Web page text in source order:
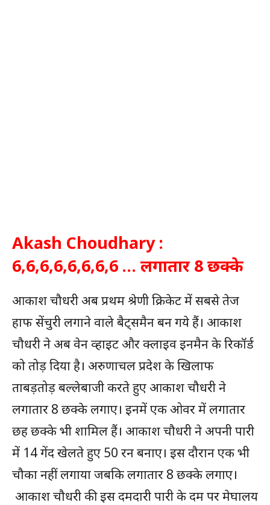
Akash Choudhary :
6,6,6,6,6,6,6,6 … लगातार 8 छक्के
आकाश चौधरी अब प्रथम श्रेणी क्रिकेट में सबसे तेज
हाफ सेंचुरी लगाने वाले बैट्समैन बन गये हैं। आकाश
चौधरी ने अब वेन व्हाइट और क्लाइव इनमैन के रिकॉर्ड
को तोड़ दिया है। अरुणाचल प्रदेश के खिलाफ
ताबड़तोड़ बल्लेबाजी करते हुए आकाश चौधरी ने
लगातार 8 छक्के लगाए। इनमें एक ओवर में लगातार
छह छक्के भी शामिल हैं। आकाश चौधरी ने अपनी पारी
में 14 गेंद खेलते हुए 50 रन बनाए। इस दौरान एक भी
चौका नहीं लगाया जबकि लगातार 8 छक्के लगाए।
आकाश चौधरी की इस दमदारी पारी के दम पर मेघालय